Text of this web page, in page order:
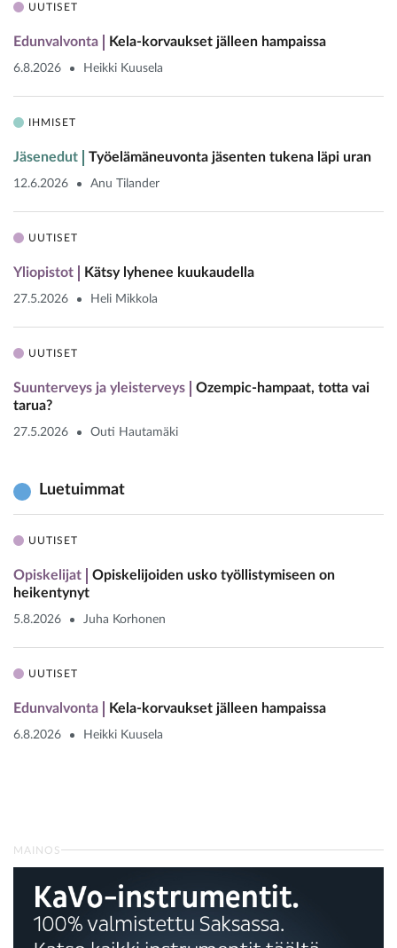
UUTISET
Edunvalvonta Kela-korvaukset jälleen hampaissa
6.8.2026 Heikki Kuusela
IHMISET
Jäsenedut Työelämäneuvonta jäsenten tukena läpi uran
12.6.2026 Anu Tilander
UUTISET
Yliopistot Kätsy lyhenee kuukaudella
27.5.2026 Heli Mikkola
UUTISET
Suunterveys ja yleisterveys
Ozempic-hampaat, totta vai
tarua?
27.5.2026 Outi Hautamäki
Luetuimmat
UUTISET
Opiskelijat
Opiskelijoiden usko työllistymiseen on
heikentynyt
5.8.2026 Juha Korhonen
UUTISET
Edunvalvonta Kela-korvaukset jälleen hampaissa
6.8.2026 Heikki Kuusela
MAINOS